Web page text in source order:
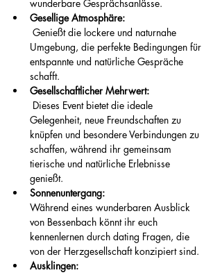
wunderbare Gesprächsanlässe.
Gesellige Atmosphäre:
Umgebung, die perfekte Bedingungen für
entspannte und natürliche Gespräche
schafft.
Gesellschaftlicher Mehrwert:
Gelegenheit, neue Freundschaften zu
knüpfen und besondere Verbindungen zu
schaffen, während ihr gemeinsam
tierische und natürliche Erlebnisse
genießt.
Sonnenuntergang:
Während eines wunderbaren Ausblick
von Bessenbach könnt ihr euch
kennenlernen durch dating Fragen, die
von der Herzgesellschaft konzipiert sind.
Ausklingen: